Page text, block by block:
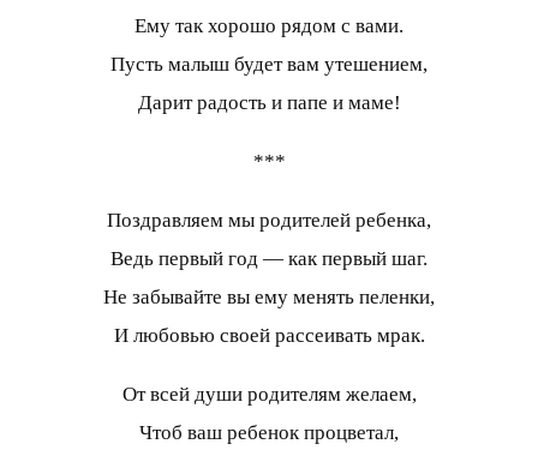
Ему так хорошо рядом с вами.
Пусть малыш будет вам утешением,
Дарит радость и папе и маме!
***
Поздравляем мы родителей ребенка,
Ведь первый год — как первый шаг.
Не забывайте вы ему менять пеленки,
И любовью своей рассеивать мрак.
От всей души родителям желаем,
Чтоб ваш ребенок процветал,